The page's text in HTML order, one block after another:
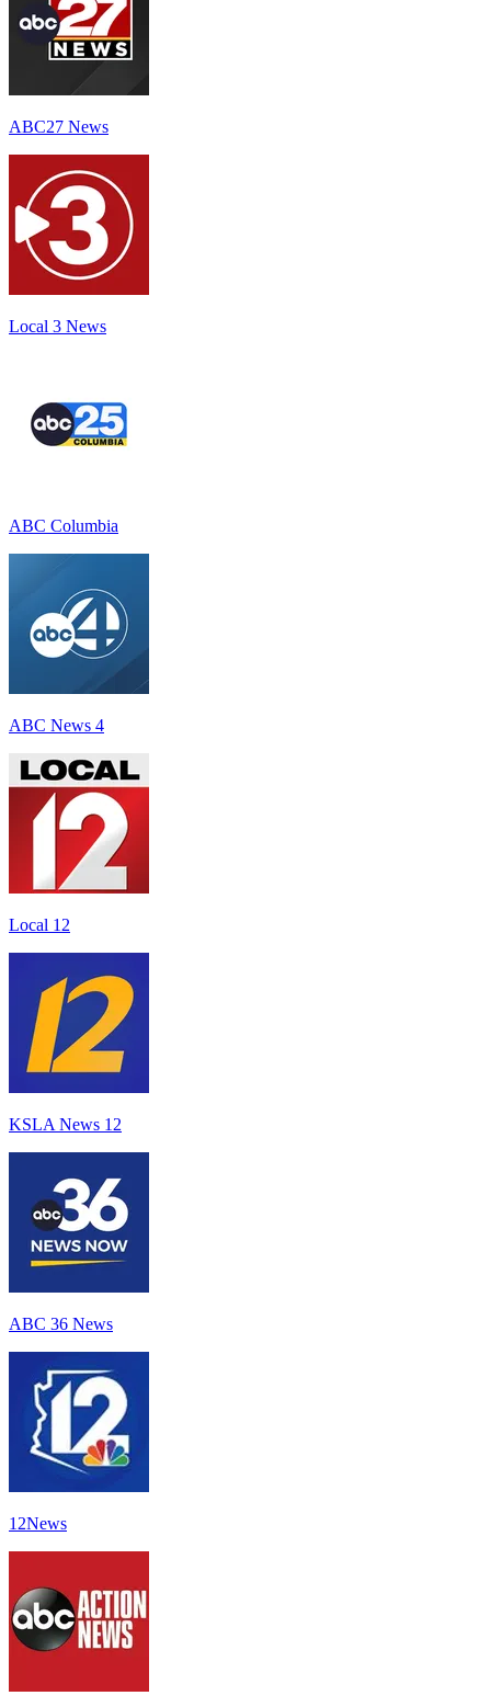
ABC27 News
Local 3 News
ABC Columbia
ABC News 4
Local 12
KSLA News 12
ABC 36 News
12News